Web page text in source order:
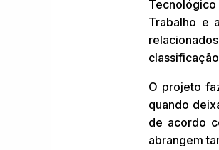
Trabalho e
O projeto
quando
de acordo
abrangem